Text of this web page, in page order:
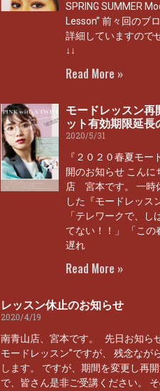
SPRING SUMMER
Lesson” 前々回のブ
詳細していますので
↓↓
Read More »
モードレッスン再
ット有効期限延長
2020/5/31
『２０２０春夏モー
開のお知らせ こんに
店 宮本です。 一時
した『モードレッス
「テレワークで、し
てない！！」 「この
遅れ
Read More »
レッスン休止のお知らせ
2020/4/19
南青山店、宮本です。 先日お知ら
モードレッスン”ですが、 残念なが
します。 ですが、期間を変更し再
で、皆さん是非ご受講ください。